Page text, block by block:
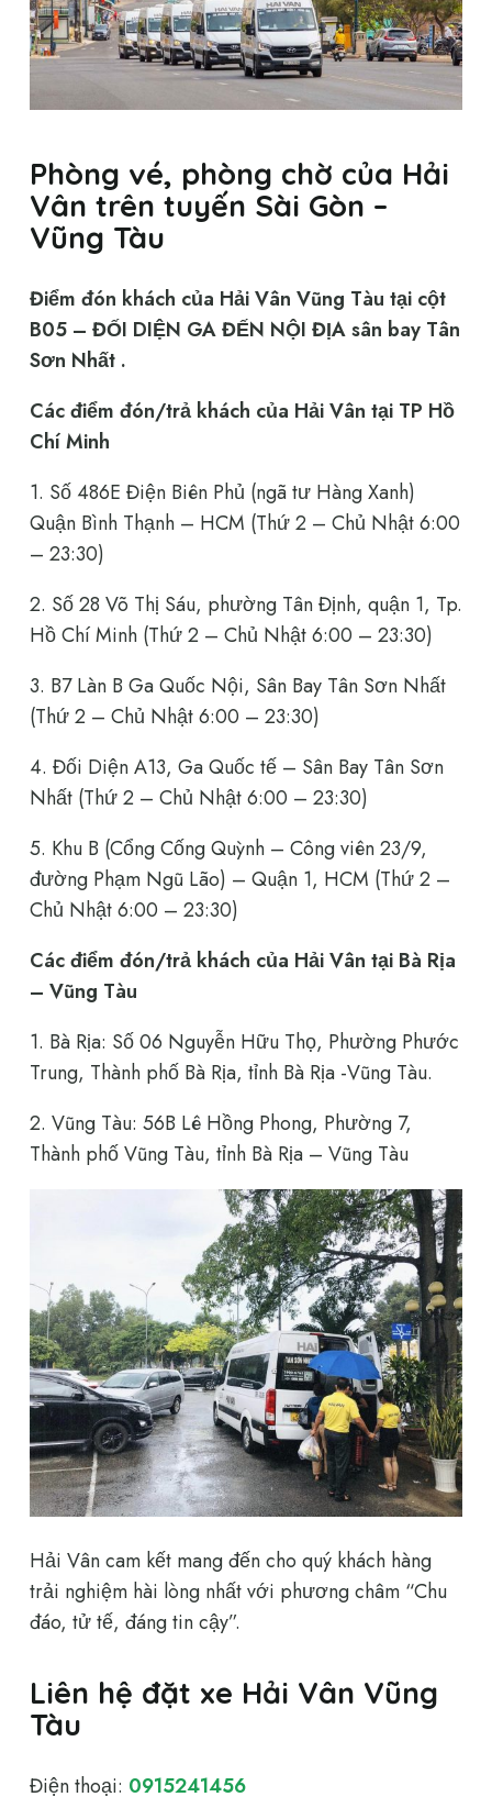
Phòng vé, phòng chờ của Hải
Vân trên tuyến Sài Gòn –
Vũng Tàu
Điểm đón khách của Hải Vân Vũng Tàu tại cột
B05 – ĐỐI DIỆN GA ĐẾN NỘI ĐỊA sân bay Tân
Sơn Nhất .
Các điểm đón/trả khách của Hải Vân tại TP Hồ
Chí Minh
1. Số 486E Điện Biên Phủ (ngã tư Hàng Xanh)
Quận Bình Thạnh – HCM (Thứ 2 – Chủ Nhật 6:00
– 23:30)
2. Số 28 Võ Thị Sáu, phường Tân Định, quận 1, Tp.
Hồ Chí Minh (Thứ 2 – Chủ Nhật 6:00 – 23:30)
3. B7 Làn B Ga Quốc Nội, Sân Bay Tân Sơn Nhất
(Thứ 2 – Chủ Nhật 6:00 – 23:30)
4. Đối Diện A13, Ga Quốc tế – Sân Bay Tân Sơn
Nhất (Thứ 2 – Chủ Nhật 6:00 – 23:30)
5. Khu B (Cổng Cống Quỳnh – Công viên 23/9,
đường Phạm Ngũ Lão) – Quận 1, HCM (Thứ 2 –
Chủ Nhật 6:00 – 23:30)
Các điểm đón/trả khách của Hải Vân tại Bà Rịa
– Vũng Tàu
1. Bà Rịa: Số 06 Nguyễn Hữu Thọ, Phường Phước
Trung, Thành phố Bà Rịa, tỉnh Bà Rịa -Vũng Tàu.
2. Vũng Tàu: 56B Lê Hồng Phong, Phường 7,
Thành phố Vũng Tàu, tỉnh Bà Rịa – Vũng Tàu
Hải Vân cam kết mang đến cho quý khách hàng
trải nghiệm hài lòng nhất với phương châm “Chu
đáo, tử tế, đáng tin cậy”.
Liên hệ đặt xe Hải Vân Vũng
Tàu
Điện thoại: 0915241456